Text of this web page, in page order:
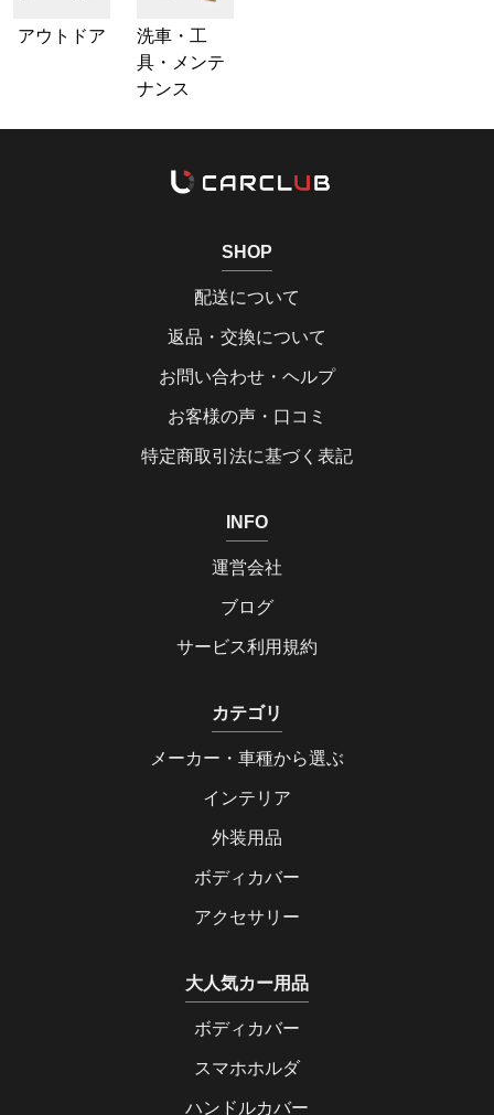
アウトドア
洗車・工
具・メンテ
ナンス
SHOP
配送について
返品・交換について
お問い合わせ・ヘルプ
お客様の声・口コミ
特定商取引法に基づく表記
INFO
運営会社
ブログ
サービス利用規約
カテゴリ
メーカー・車種から選ぶ
インテリア
外装用品
ボディカバー
アクセサリー
大人気カー用品
ボディカバー
スマホホルダ
ハンドルカバー